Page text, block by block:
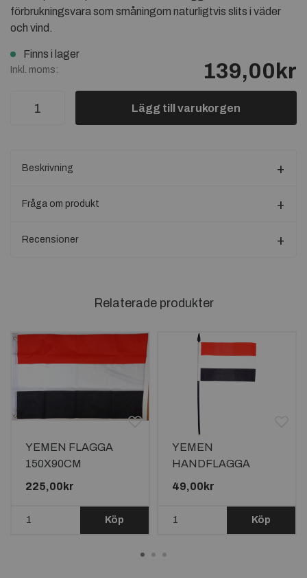
förbrukningsvara som småningom naturligtvis slits i väder
och vind.
Finns i lager
Inkl. moms: 139,00kr
Lägg till varukorgen
Beskrivning
Fråga om produkt
Recensioner
Relaterade produkter
YEMEN FLAGGA
150X90CM
225,00kr
Köp
YEMEN
HANDFLAGGA
23X15CM
49,00kr
Köp